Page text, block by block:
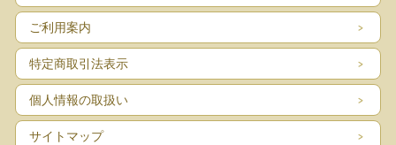
ご利用案内
特定商取引法表示
個人情報の取扱い
サイトマップ